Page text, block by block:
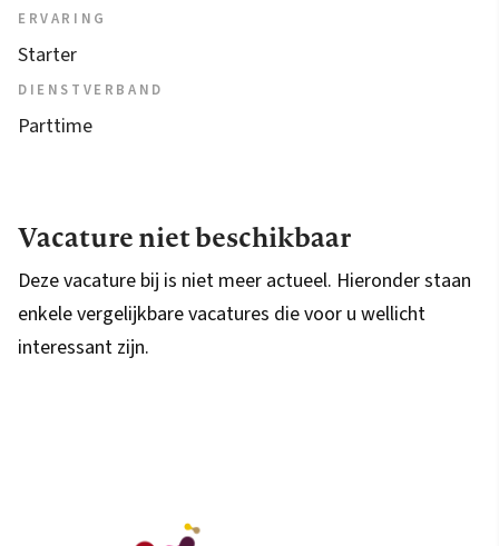
ERVARING
Starter
DIENSTVERBAND
Parttime
Vacature niet beschikbaar
Deze vacature bij is niet meer actueel. Hieronder staan
enkele vergelijkbare vacatures die voor u wellicht
interessant zijn.